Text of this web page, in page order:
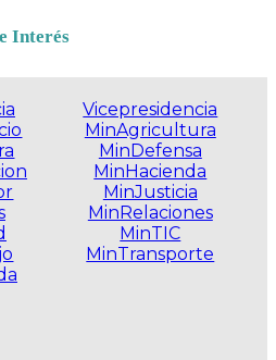
Interés
Vicepresidencia
MinAgricultura
MinDefensa
MinHacienda
MinJusticia
MinRelaciones
MinTIC
MinTransporte